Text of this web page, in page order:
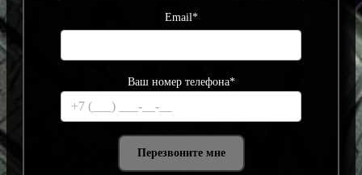
Email*
Ваш номер телефона*